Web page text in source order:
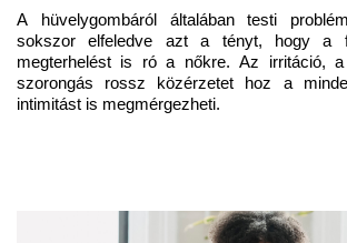
A hüvelygombáról általában testi
sokszor elfeledve azt a tényt, hogy a
megterhelést is ró a nőkre. Az irritáció,
szorongás rossz közérzetet hoz a
intimitást is megmérgezheti.